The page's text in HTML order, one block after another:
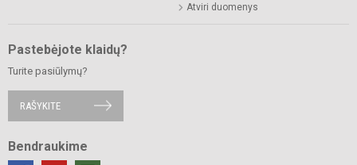
Atviri duomenys
Pastebėjote klaidų?
Turite pasiūlymų?
RAŠYKITE
Bendraukime